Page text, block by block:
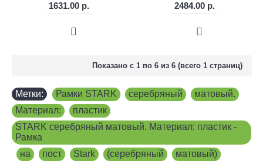
1631.00 р. 2484.00 р.
Показано с 1 по 6 из 6 (всего 1 страниц)
Метки: Рамки STARK серебряный матовый.
Материал:
пластик
STARK серебряный матовый. Материал: пластик -
Рамка
на пост Stark (серебряный матовый)